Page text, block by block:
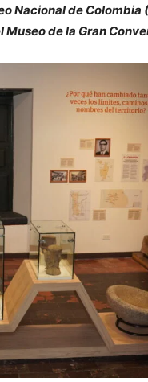
Nacional de Colombia
de la Gran